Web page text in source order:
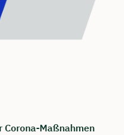
Corona-Maßnahmen